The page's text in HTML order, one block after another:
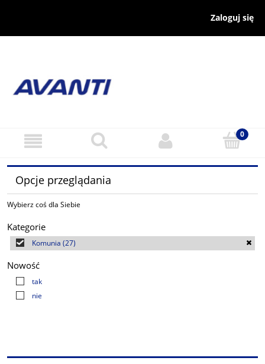
Zaloguj się
Opcje przeglądania
Wybierz coś dla Siebie
Kategorie
Komunia (27)
Nowość
tak
nie